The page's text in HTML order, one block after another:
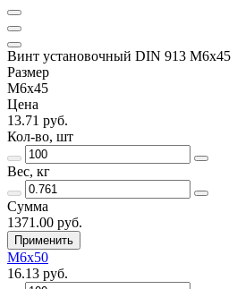
Винт установочный DIN 913 М6х45
Размер
М6х45
Цена
13.71 руб.
Кол-во, шт
Вес, кг
Сумма
1371.00 руб.
Применить
М6х50
16.13 руб.